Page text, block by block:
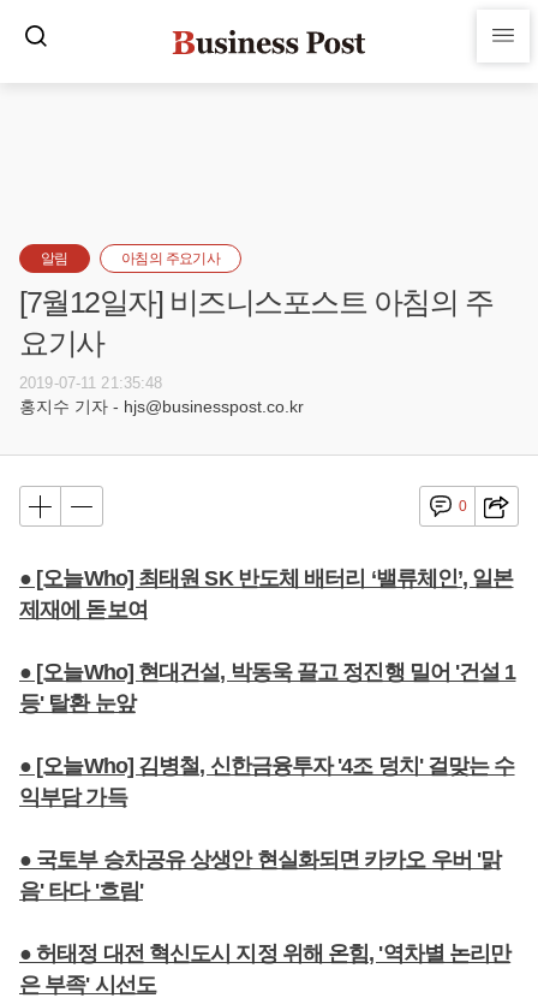
알림 아침의 주요기사
[7월12일자] 비즈니스포스트 아침의 주
요기사
2019-07-11 21:35:48
홍지수 기자 - hjs@businesspost.co.kr
0
● [오늘Who] 최태원 SK 반도체 배터리 ‘밸류체인’, 일본
제재에 돋보여
● [오늘Who] 현대건설, 박동욱 끌고 정진행 밀어 '건설 1
등' 탈환 눈앞
● [오늘Who] 김병철, 신한금융투자 '4조 덩치' 걸맞는 수
익부담 가득
● 국토부 승차공유 상생안 현실화되면 카카오 우버 '맑
음' 타다 '흐림'
● 허태정 대전 혁신도시 지정 위해 온힘, '역차별 논리만
은 부족' 시선도